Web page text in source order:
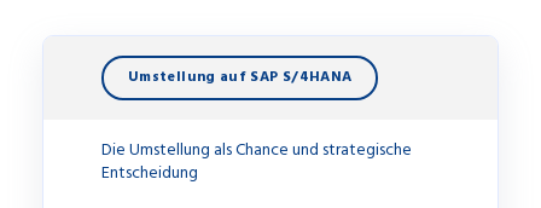
Umstellung auf SAP S/4HANA
Die Umstellung als Chance und strategische
Entscheidung